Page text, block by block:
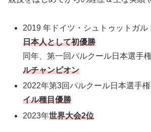
2019 年ドイツ・シュトゥットガル
日本人として初優勝
同年、第一回パルクール日本選手
ルチャンピオン
2022年第3回パルクール日本選
イル種目優勝
2023年世界大会2位